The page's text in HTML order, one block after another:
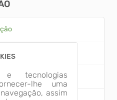
e tecnologias
lhe uma
assim